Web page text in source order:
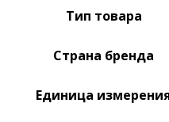
Тип товара
Страна бренда
Единица